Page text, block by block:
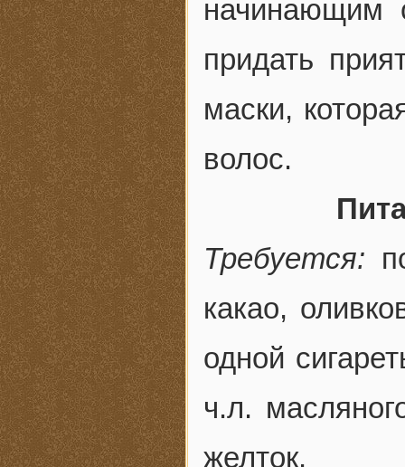
начинающим
придать
маски,
волос.
Требуется:
какао,
одной
ч.л.
желток.